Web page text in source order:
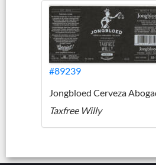
#89239
Jongbloed Cerveza
Taxfree Willy